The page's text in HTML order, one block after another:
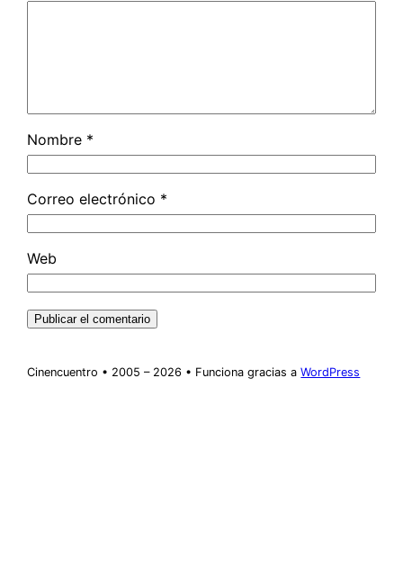
Nombre *
Correo electrónico *
Web
Cinencuentro • 2005 – 2026 • Funciona gracias aWordPress